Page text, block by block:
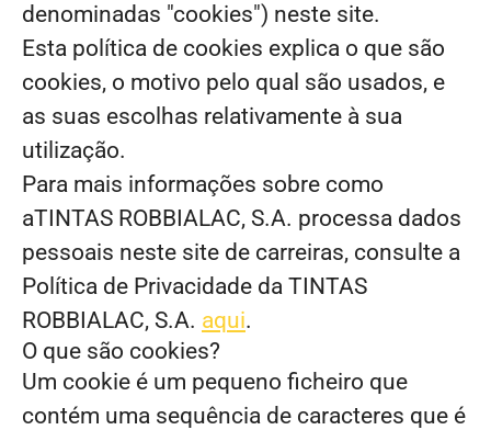
denominadas "cookies") neste site.
Esta política de cookies explica o que são
cookies, o motivo pelo qual são usados, e
as suas escolhas relativamente à sua
utilização.
Para mais informações sobre como
aTINTAS ROBBIALAC, S.A. processa dados
pessoais neste site de carreiras, consulte a
Política de Privacidade da TINTAS
ROBBIALAC, S.A. aqui.
O que são cookies?
Um cookie é um pequeno ficheiro que
contém uma sequência de caracteres que é